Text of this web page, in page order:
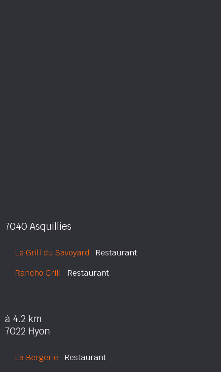
7040 Asquillies
Le Grill du Savoyard Restaurant
Rancho Grill Restaurant
à 4.2 km
7022 Hyon
La Bergerie Restaurant